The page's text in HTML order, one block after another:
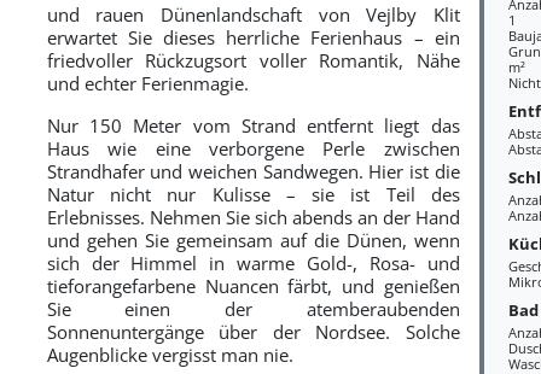
1
m²
Bad
und rauen Dünenlandschaft von Vejlby Klit
erwartet Sie dieses herrliche Ferienhaus – ein
friedvoller Rückzugsort voller Romantik, Nähe
und echter Ferienmagie.
Nur 150 Meter vom Strand entfernt liegt das
Haus wie eine verborgene Perle zwischen
Strandhafer und weichen Sandwegen. Hier ist die
Natur nicht nur Kulisse – sie ist Teil des
Erlebnisses. Nehmen Sie sich abends an der Hand
und gehen Sie gemeinsam auf die Dünen, wenn
sich der Himmel in warme Gold-, Rosa- und
tieforangefarbene Nuancen färbt, und genießen
Sie einen der atemberaubenden
Sonnenuntergänge über der Nordsee. Solche
Augenblicke vergisst man nie.